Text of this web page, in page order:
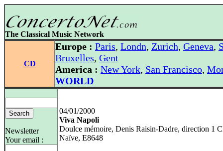
The Classical Music Network
CD
Europe : Paris, Londn, Zurich, Geneva,
Bruxelles, Gent
America : New York, San Francisco,
WORLD
Newsletter
Your email :
04/01/2000
Viva Napoli
Doulce mémoire, Denis Raisin-Dadre, direction 1
Naïve, E8648